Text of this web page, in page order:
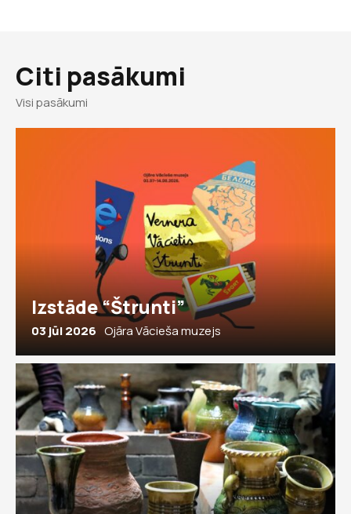
Citi pasākumi
Visi pasākumi
Izstāde “Štrunti”
03 jūl 2026 Ojāra Vācieša muzejs